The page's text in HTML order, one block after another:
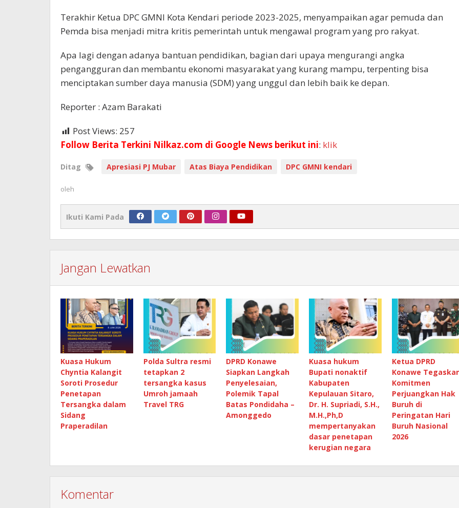
Terakhir Ketua DPC GMNI Kota Kendari periode 2023-2025, menyampaikan agar pemuda dan
Pemda bisa menjadi mitra kritis pemerintah untuk mengawal program yang pro rakyat.
Apa lagi dengan adanya bantuan pendidikan, bagian dari upaya mengurangi angka
pengangguran dan membantu ekonomi masyarakat yang kurang mampu, terpenting bisa
menciptakan sumber daya manusia (SDM) yang unggul dan lebih baik ke depan.
Reporter : Azam Barakati
Post Views: 257
Follow Berita Terkini Nilkaz.com di Google News berikut ini: klik
Ditag Apresiasi PJ Mubar Atas Biaya Pendidikan DPC GMNI kendari
oleh
Ikuti Kami Pada
Jangan Lewatkan
Kuasa Hukum
Chyntia Kalangit
Soroti Prosedur
Penetapan
Tersangka dalam
Sidang
Praperadilan
Polda Sultra resmi
tetapkan 2
tersangka kasus
Umroh jamaah
Travel TRG
DPRD Konawe
Siapkan Langkah
Penyelesaian,
Polemik Tapal
Batas Pondidaha –
Amonggedo
Kuasa hukum
Bupati nonaktif
Kabupaten
Kepulauan Sitaro,
Dr. H. Supriadi, S.H.,
M.H.,Ph,D
mempertanyakan
dasar penetapan
kerugian negara
Ketua DPRD
Konawe
Komitmen
Perjuangkan Hak
Buruh di
Peringatan Hari
Buruh Nasional
2026
Komentar